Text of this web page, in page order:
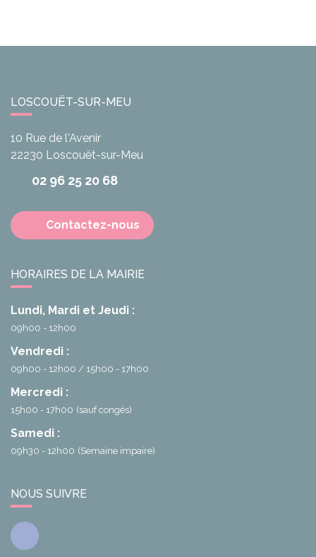
LOSCOUËT-SUR-MEU
10 Rue de l'Avenir
22230 Loscouët-sur-Meu
02 96 25 20 68
Contactez-nous
HORAIRES DE LA MAIRIE
Lundi, Mardi et Jeudi :
09h00 - 12h00
Vendredi :
09h00 - 12h00 15h00 - 17h00
Mercredi :
15h00 - 17h00 (sauf congés)
Samedi :
09h30 - 12h00 (Semaine impaire)
NOUS SUIVRE
Facebook